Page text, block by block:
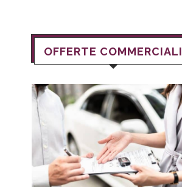
OFFERTE COMMERCIALI